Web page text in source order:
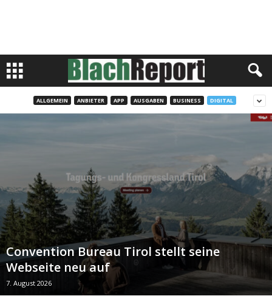
ALLGEMEIN ANBIETER APP AUSGABEN BUSINESS DIGITAL
Convention Bureau Tirol stellt seine
Webseite neu auf
7. August 2026